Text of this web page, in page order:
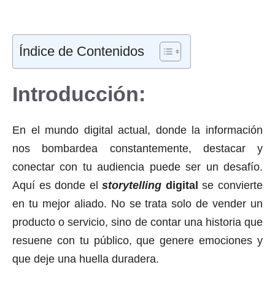
Índice de Contenidos
Introducción:
En el mundo digital actual, donde la información
nos bombardea constantemente, destacar y
conectar con tu audiencia puede ser un desafío.
Aquí es donde elstorytelling digital se convierte
en tu mejor aliado. No se trata solo de vender un
producto o servicio, sino de contar una historia que
resuene con tu público, que genere emociones y
que deje una huella duradera.